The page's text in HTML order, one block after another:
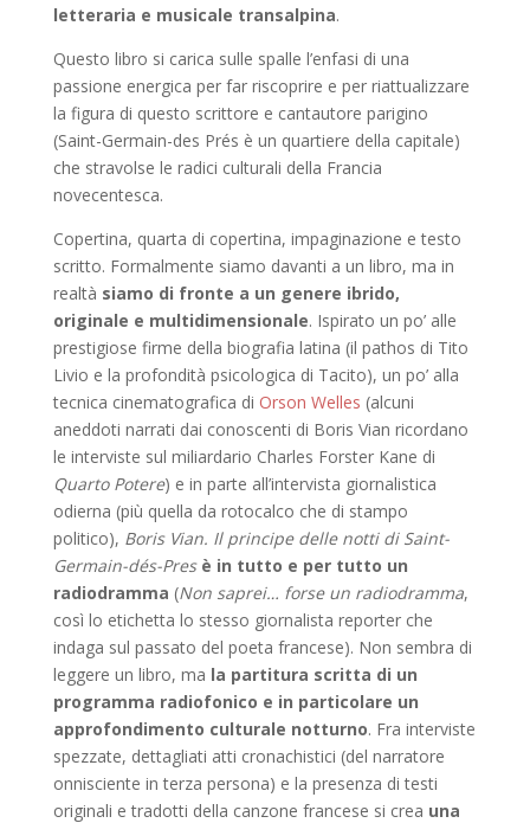
letteraria e musicale transalpina.
Questo libro si carica sulle spalle l’enfasi di una
passione energica per far riscoprire e per riattualizzare
la figura di questo scrittore e cantautore parigino
(Saint-Germain-des Prés è un quartiere della capitale)
che stravolse le radici culturali della Francia
novecentesca.
Copertina, quarta di copertina, impaginazione e testo
scritto. Formalmente siamo davanti a un libro, ma in
realtà siamo di fronte a un genere ibrido,
originale e multidimensionale. Ispirato un po’ alle
prestigiose firme della biografia latina (il pathos di Tito
Livio e la profondità psicologica di Tacito), un po’ alla
tecnica cinematografica di Orson Welles (alcuni
aneddoti narrati dai conoscenti di Boris Vian ricordano
le interviste sul miliardario Charles Forster Kane di
Quarto Potere) e in parte all’intervista giornalistica
odierna (più quella da rotocalco che di stampo
politico), Boris Vian. Il principe delle notti di Saint-
Germain-dés-Pres è in tutto e per tutto un
radiodramma (Non saprei… forse un radiodramma,
così lo etichetta lo stesso giornalista reporter che
indaga sul passato del poeta francese). Non sembra di
leggere un libro, ma la partitura scritta di un
programma radiofonico e in particolare un
approfondimento culturale notturno. Fra interviste
spezzate, dettagliati atti cronachistici (del narratore
onnisciente in terza persona) e la presenza di testi
originali e tradotti della canzone francese si crea una